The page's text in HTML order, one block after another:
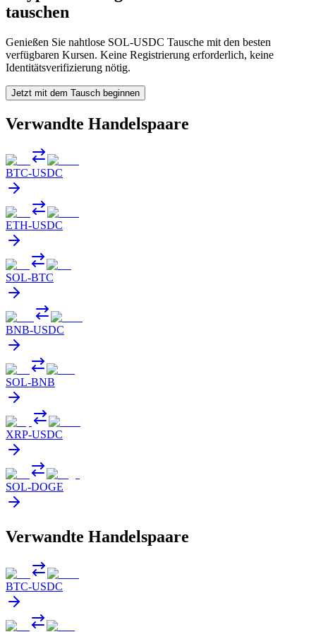
tauschen
Genießen Sie nahtlose SOL-USDC Tausche mit den besten
verfügbaren Kursen. Keine Registrierung erforderlich, keine
Identitätsverifizierung nötig.
Jetzt mit dem Tausch beginnen
Verwandte Handelspaare
BTC-USDC
ETH-USDC
SOL-BTC
BNB-USDC
SOL-BNB
XRP-USDC
SOL-DOGE
Verwandte Handelspaare
BTC-USDC